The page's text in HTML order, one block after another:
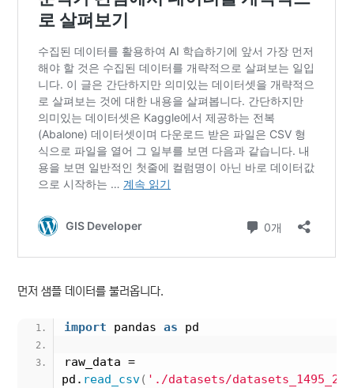
먼저 샘플 데이터를 불러옵니다.
import pandas as pd
raw_data =
pd. read_csv( './datasets/